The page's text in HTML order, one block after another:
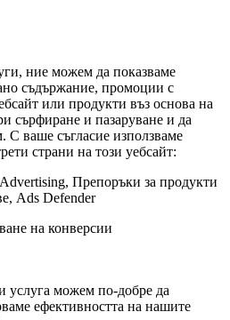
ние можем да показваме
съдържание, промоции с
или продукти въз основа на
сърфиране и пазаруване и да
С ваше съгласие използваме
страни на този уебсайт:
Препоръки за продукти
Ads Defender
на конверсии
услуга можем по-добре да
ефективността на нашите